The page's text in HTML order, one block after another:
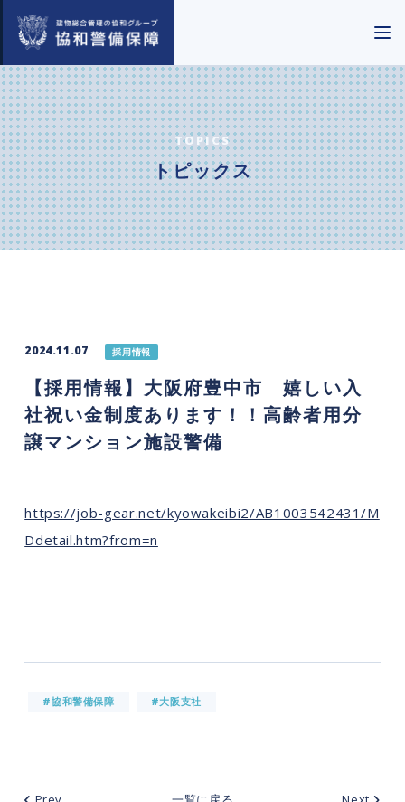
TOPICS
トピックス
2024.11.07 採用情報
【採用情報】大阪府豊中市 嬉しい入
社祝い金制度あります！！高齢者用分
譲マンション施設警備
https://job-gear.net/kyowakeibi2/AB1003542431/M
Ddetail.htm?from=n
#協和警備保障 #大阪支社